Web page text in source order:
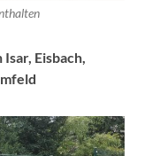
Eisbach,